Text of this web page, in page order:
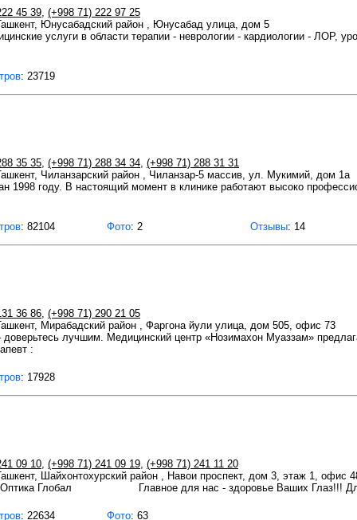
45 39, (+998 71) 222 97 25
Юнусабадский район , Юнусабад улица, дом 5
услуги в области терапии - неврологии - кардиологии - ЛОР,
: 23719
35 35, (+998 71) 288 34 34, (+998 71) 288 31 31
Чиланзарский район , Чиланзар-5 массив, ул. Мукимий, дом 1а
1998 году. В настоящий момент в клинике работают высоко
: 82104 Фото: 2 Отзывы: 14
36 86, (+998 71) 290 21 05
Мирабадский район , Фаргона йули улица, дом 505, офис 73
доверьтесь лучшим. Медицинский центр «Нозимахон Муаззам»
:
: 17928
09 10, (+998 71) 241 09 19, (+998 71) 241 11 20
Шайхонтохурский район , Навои проспект, дом 3, этаж 1, офис
Главное для нас - здоровье Ваших Глаз!!! Для
: 22634 Фото: 63